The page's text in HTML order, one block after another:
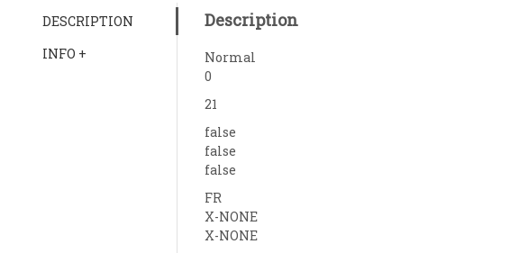
DESCRIPTION
INFO +
Description
Normal
0
21
false
false
false
FR
X-NONE
X-NONE